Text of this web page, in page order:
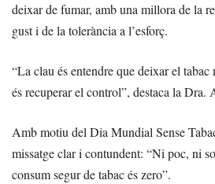
deixar de fumar, amb una millora de la
gust i de la tolerància a l’esforç.
“La clau és entendre que deixar el tabac
és recuperar el control”, destaca la Dra.
Amb motiu del Dia Mundial Sense
missatge clar i contundent: “Ni poc, ni
consum segur de tabac és zero”.